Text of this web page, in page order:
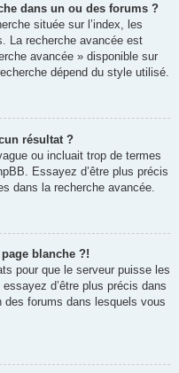
dans un ou des forums ?
située sur l’index, les
La recherche avancée est
avancée » disponible sur
dépend du style utilisé.
résultat ?
ou incluait trop de termes
Essayez d’être plus précis
dans la recherche avancée.
blanche ?!
pour que le serveur puisse les
d’être plus précis dans
forums dans lesquels vous